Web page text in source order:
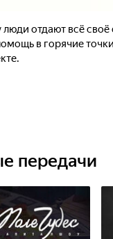
отдают всё своё
в горячие
передачи